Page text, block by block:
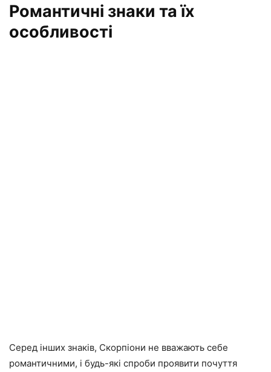
Романтичні знаки та їх
особливості
Серед інших знаків, Скорпіони не вважають себе
романтичними, і будь-які спроби проявити почуття